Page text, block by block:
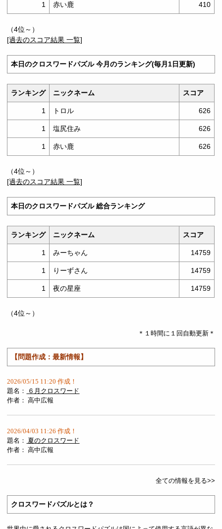
1 赤い鹿 410
（4位～ ）
[過去のスコア結果 一覧]
本日のクロスワードパズル 今月のランキング(毎月1日更新)
ランキング ニックネーム スコア
1 トロル 626
1 塩尻住み 626
1 赤い鹿 626
（4位～ ）
[過去のスコア結果 一覧]
本日のクロスワードパズル 総合ランキング
ランキング ニックネーム スコア
1 みーちゃん 14759
1 りーずさん 14759
1 夜の星座 14759
（4位～ ）
＊１時間に１回自動更新＊
【問題作成：最新情報】
2026/05/15 11:20 作成！
題名：
６月クロスワード
作者：高中広報
2026/04/03 11:26 作成！
題名： 夏のクロスワード
作者：高中広報
全ての情報を見る>>
クロスワードパズルとは？